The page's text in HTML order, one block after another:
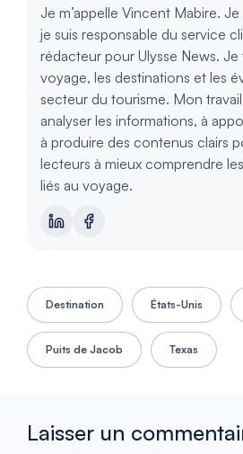
Je m’appelle Vincent Mabire.
je suis responsable du service
rédacteur pour Ulysse News. Je
voyage, les destinations et les
secteur du tourisme. Mon
analyser les informations, à
à produire des contenus clairs
lecteurs à mieux comprendre
liés au voyage.
Destination États-Unis
Puits de Jacob Texas
Laisser un